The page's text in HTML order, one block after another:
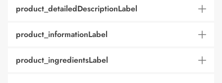
product_detailedDescriptionLabel
product_informationLabel
product_ingredientsLabel